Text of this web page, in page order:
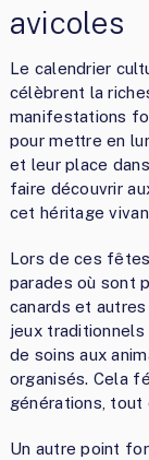
avicoles
Le calendrier
célèbrent la
manifestations
pour mettre en
et leur place
faire découvrir
cet héritage
Lors de ces
parades où sont
canards et
jeux traditionnels
de soins aux
organisés. Cela
générations,
Un autre point